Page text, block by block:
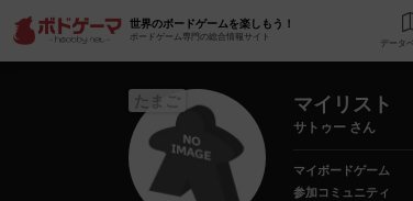
世界のボードゲームを楽しもう！
ボードゲーム専門の総合情報サイト
たまご マイリスト
サトゥー さん
マイボードゲーム
参加コミュニティ